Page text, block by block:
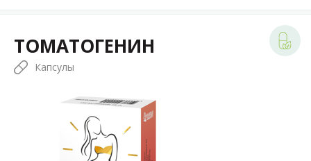
ТОМАТОГЕНИН
Капсулы